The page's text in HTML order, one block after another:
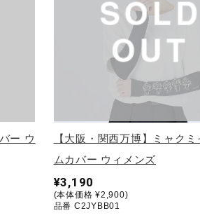
ー ウ
【大阪・関西万博】ミャク
ムカバー ウィメンズ
¥3,190
(本体価格 ¥2,900)
品番 C2JYBB01